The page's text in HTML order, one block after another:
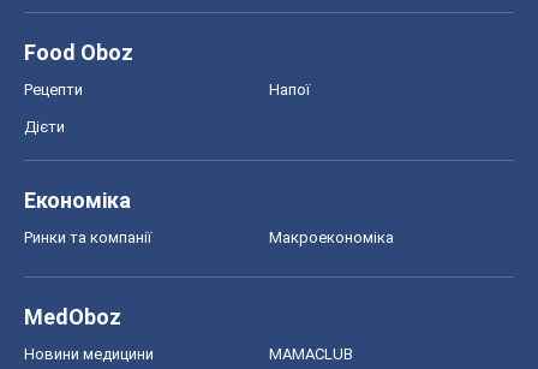
Food Oboz
Рецепти Напої
Дієти
Економіка
Ринки та компанії Макроекономіка
MedOboz
Новини медицини MAMACLUB